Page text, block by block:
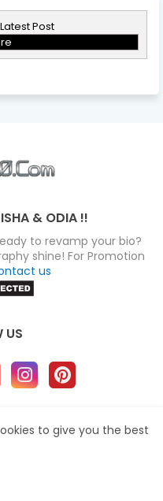
Post
& ODIA !!
to revamp your bio?
shine! For Promotion
us
US
Privacy Policy
to give you the best